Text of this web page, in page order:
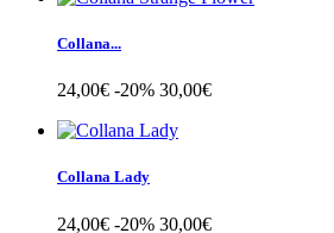
Collana...
24,00€ -20% 30,00€
Collana Lady
24,00€ -20% 30,00€